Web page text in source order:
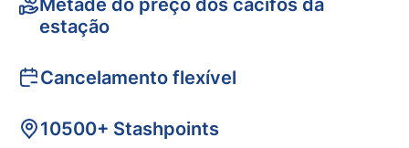
Metade do preço dos cacifos da
estação
Cancelamento flexível
10500+ Stashpoints